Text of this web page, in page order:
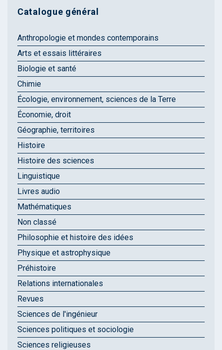
Catalogue général
Anthropologie et mondes contemporains
Arts et essais littéraires
Biologie et santé
Chimie
Écologie, environnement, sciences de la Terre
Économie, droit
Géographie, territoires
Histoire
Histoire des sciences
Linguistique
Livres audio
Mathématiques
Non classé
Philosophie et histoire des idées
Physique et astrophysique
Préhistoire
Relations internationales
Revues
Sciences de l'ingénieur
Sciences politiques et sociologie
Sciences religieuses